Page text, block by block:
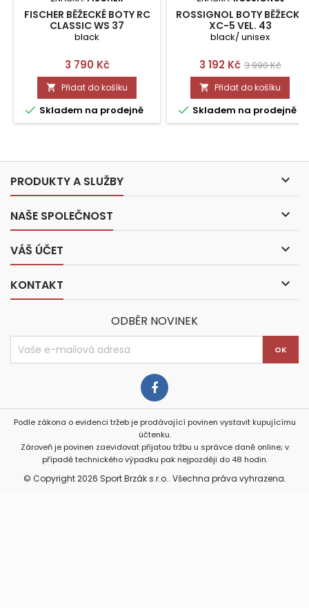
FISCHER BĚŽECKÉ BOTY RC
CLASSIC WS 37
black
Cena
3 790 Kč
 Přidat do košíku
 Skladem na prodejně
ROSSIGNOL BOTY BĚŽECKÉ
XC-5 VEL. 43
black/ unisex
Cena
3 192 Kč Běžná
cena
3 990 Kč
 Přidat do košíku
 Skladem na prodejně
PRODUKTY A SLUŽBY 
NAŠE SPOLEČNOST 
VÁŠ ÚČET 
KONTAKT 
ODBĚR NOVINEK
Podle zákona o evidenci tržeb je prodávající povinen vystavit kupujícímu
účtenku.
Zároveň je povinen zaevidovat přijatou tržbu u správce daně online; v
případě technického výpadku pak nejpozději do 48 hodin.
© Copyright 2026 Sport Brzák s.r.o.. Všechna práva vyhrazena.